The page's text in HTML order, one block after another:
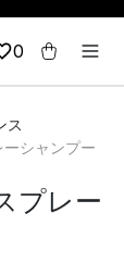
0
ス
シャンプー
プレー